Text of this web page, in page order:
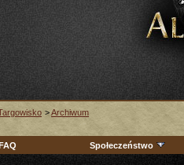
>Archiwum
Społeczeństwo